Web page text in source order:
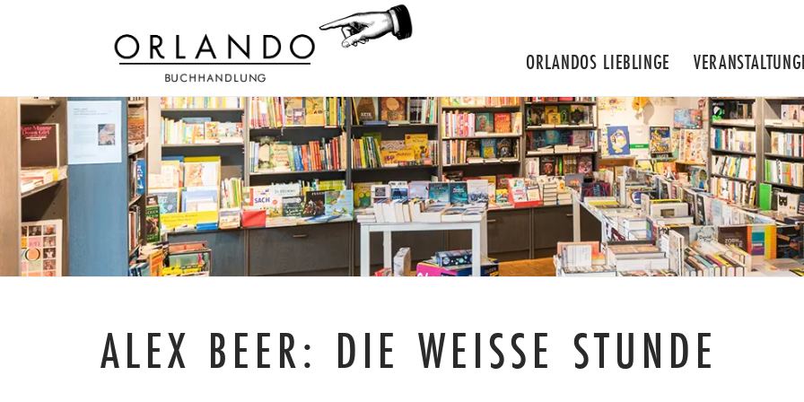
ORLANDOS LIEBLINGE
ALEX BEER: DIE WEISSE STUNDE